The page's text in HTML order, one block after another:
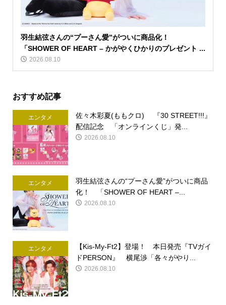
羽生結弦さんの“プーさん愛”がついに商品化！
「SHOWER OF HEART – かがやくひかりのプレゼント ...
2026.08.10
おすすめ記事
エンタメ
佐々木彩夏(ももクロ) 『30 STREET!!!』
配信記念 「オンラインくじ」発...
2026.08.10
エンタメ
羽生結弦さんの“プーさん愛”がついに商品
化！ 「SHOWER OF HEART –...
2026.08.10
エンタメ
【Kis-My-Ft2】登場！ 本日発売『TVガイ
ドPERSON』 横尾渉「各々がやり...
2026.08.10